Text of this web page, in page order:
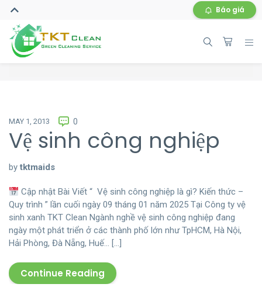
Báo giá
MAY 1, 2013 0
Vệ sinh công nghiệp
by tktmaids
Cập nhật Bài Viết “ Vệ sinh công nghiệp là gì? Kiến thức –
Quy trình ” lần cuối ngày 09 tháng 01 năm 2025 Tại Công ty vệ
sinh xanh TKT Clean Ngành nghề vệ sinh công nghiệp đang
ngày một phát triển ở các thành phố lớn như TpHCM, Hà Nội,
Hải Phòng, Đà Nẵng, Huế… […]
Continue Reading